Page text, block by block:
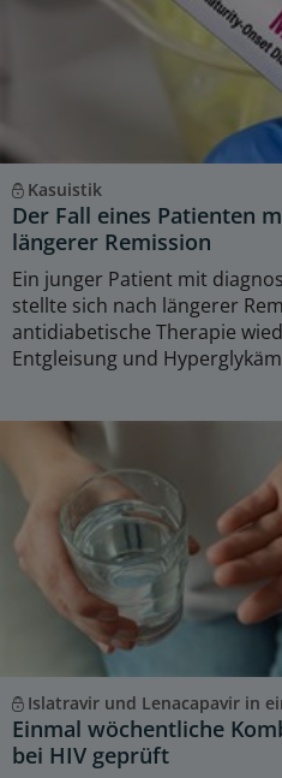
Kasuistik
Der Fall eines Patienten
längerer Remission
Ein junger Patient mit
stellte sich nach längerer
antidiabetische Therapie
Entgleisung und
Islatravir und Lenacapavir in
Einmal wöchentliche
bei HIV geprüft